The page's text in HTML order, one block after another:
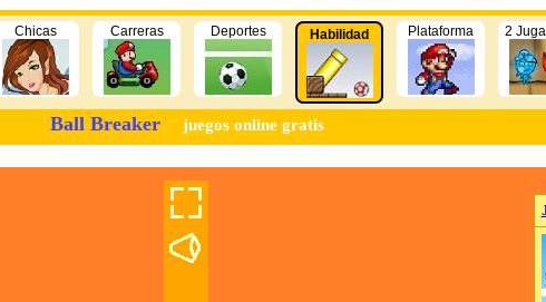
Chicas Carreras Deportes Habilidad Plataforma 2
Ball Breaker juegos online gratis